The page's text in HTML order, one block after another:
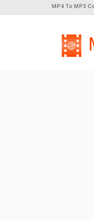
MP4 To MP3